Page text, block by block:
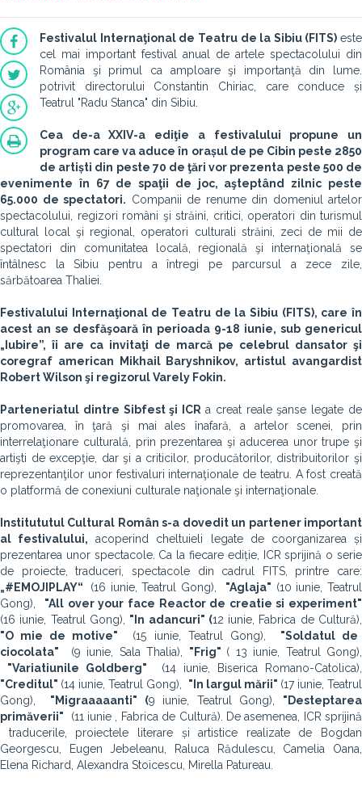
Festivalul Internaţional de Teatru de la Sibiu (FITS) este
cel mai important festival anual de artele spectacolului din
România şi primul ca amploare şi importanţă din lume.
potrivit directorului Constantin Chiriac, care conduce și
Teatrul "Radu Stanca" din Sibiu.
Cea de-a XXIV-a ediţie a festivalului propune un
program care va aduce în orașul de pe Cibin peste 2850
de artiști din peste 70 de ţări vor prezenta peste 500 de
evenimente în 67 de spaţii de joc, aşteptând zilnic peste
65.000 de spectatori. Companii de renume din domeniul artelor
spectacolului, regizori români şi străini, critici, operatori din turismul
cultural local şi regional, operatori culturali străini, zeci de mii de
spectatori din comunitatea locală, regională şi internaţională se
întâlnesc la Sibiu pentru a întregi pe parcursul a zece zile,
sărbătoarea Thaliei.
Festivalului Internaţional de Teatru de la Sibiu (FITS), care în
acest an se desfăşoară în perioada 9-18 iunie, sub genericul
„Iubire”, îi are ca invitaţi de marcă pe celebrul dansator şi
coregraf american Mikhail Baryshnikov, artistul avangardist
Robert Wilson şi regizorul Varely Fokin.
Parteneriatul dintre Sibfest şi ICR a creat reale şanse legate de
promovarea, în ţară şi mai ales înafară, a artelor scenei, prin
interrelaţionare culturală, prin prezentarea şi aducerea unor trupe şi
artişti de excepţie, dar şi a criticilor, producătorilor, distribuitorilor şi
reprezentanţilor unor festivaluri internaţionale de teatru. A fost creată
o platformă de conexiuni culturale naţionale şi internaţionale.
Institututul Cultural Român s-a dovedit un partener important
al festivalului, acoperind cheltuieli legate de coorganizarea și
prezentarea unor spectacole. Ca la fiecare ediție, ICR sprijină o serie
de proiecte, traduceri, spectacole din cadrul FITS, printre care:
„#EMOJIPLAY“ (16 iunie, Teatrul Gong), "Aglaja" (10 iunie, Teatrul
Gong), "All over your face Reactor de creatie si experiment"
(16 iunie, Teatrul Gong), "In adancuri" (12 iunie, Fabrica de Cultură),
"O mie de motive" (15 iunie, Teatrul Gong), "Soldatul de
ciocolata" (9 iunie, Sala Thalia), "Frig" ( 13 iunie, Teatrul Gong),
"Variatiunile Goldberg"
(14 iunie, Biserica Romano-Catolica),
"Creditul" (14 iunie, Teatrul Gong), "In largul mării" (17 iunie, Teatrul
Gong),
"Migraaaaanti" (9 iunie, Teatrul Gong), "Desteptarea
primăverii" (11 iunie , Fabrica de Cultură). De asemenea, ICR sprijină
traducerile, proiectele literare și artistice realizate de Bogdan
Georgescu, Eugen Jebeleanu, Raluca Rădulescu, Camelia Oana,
Elena Richard, Alexandra Stoicescu, Mirella Patureau.